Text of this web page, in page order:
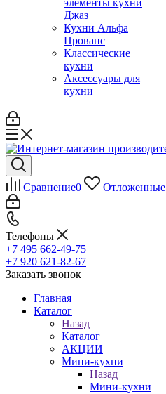
элементы кухни
Джаз
Кухни Альфа
Прованс
Классические
кухни
Аксессуары для
кухни
Сравнение0 Отложенные
Телефоны
+7 495 662-49-75
+7 920 621-82-67
Заказать звонок
Главная
Каталог
Назад
Каталог
АКЦИИ
Мини-кухни
Назад
Мини-кухни